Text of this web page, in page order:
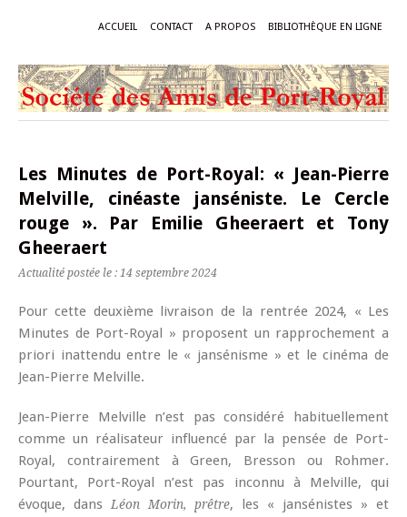
ACCUEIL CONTACT A PROPOS BIBLIOTHÈQUE EN LIGNE
Les Minutes de Port-Royal: « Jean-Pierre
Melville, cinéaste janséniste. Le Cercle
rouge ». Par Emilie Gheeraert et Tony
Gheeraert
Actualité postée le : 14 septembre 2024
Pour cette deuxième livraison de la rentrée 2024, « Les
Minutes de Port-Royal » proposent un rapprochement a
priori inattendu entre le « jansénisme » et le cinéma de
Jean-Pierre Melville.
Jean-Pierre Melville n’est pas considéré habituellement
comme un réalisateur influencé par la pensée de Port-
Royal, contrairement à Green, Bresson ou Rohmer.
Pourtant, Port-Royal n’est pas inconnu à Melville, qui
évoque, dans Léon Morin, prêtre, les « jansénistes » et